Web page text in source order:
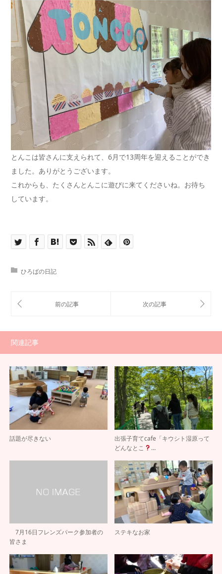
とんこは皆さんに支えられて、6月で13周年を迎えることができ
ました。ありがとうございます。
これからも、たくさんとんこに遊びに来てくださいね。お待ち
しています。
ひろばの日記
関連記事
話題が尽きない
出張子育てcafe「キウシト湿原って
どんなとこ
…
7月16日フレンズパーク参加者の
皆さま
ステキなお家